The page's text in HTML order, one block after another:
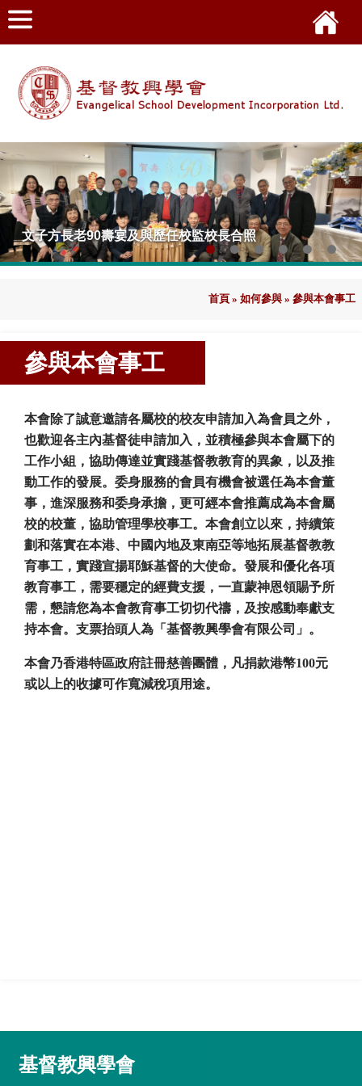
首頁 » 如何參與 » 參與本會事工
參與本會事工
本會除了誠意邀請各屬校的校友申請加入為會員之外，
也歡迎各主內基督徒申請加入，並積極參與本會屬下的
工作小組，協助傳達並實踐基督教教育的異象，以及推
動工作的發展。委身服務的會員有機會被選任為本會董
事，進深服務和委身承擔，更可經本會推薦成為本會屬
校的校董，協助管理學校事工。本會創立以來，持續策
劃和落實在本港、中國內地及東南亞等地拓展基督教教
育事工，實踐宣揚耶穌基督的大使命。發展和優化各項
教育事工，需要穩定的經費支援，一直蒙神恩領賜予所
需，懇請您為本會教育事工切切代禱，及按感動奉獻支
持本會。支票抬頭人為「基督教興學會有限公司」。
本會乃香港特區政府註冊慈善團體，凡捐款港幣100元
或以上的收據可作寬減稅項用途。
基督教興學會